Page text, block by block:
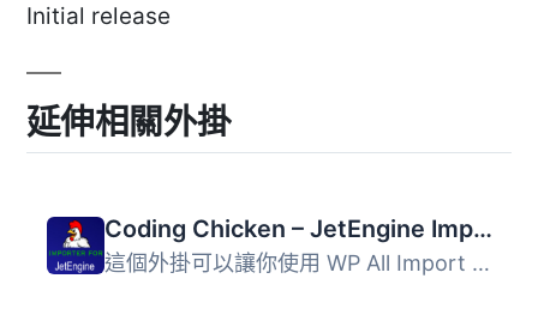
Initial release
延伸相關外掛
Coding Chicken – JetEngine Importer
這個外掛可以讓你使用 WP All Import 免費或付費版本，快速地...